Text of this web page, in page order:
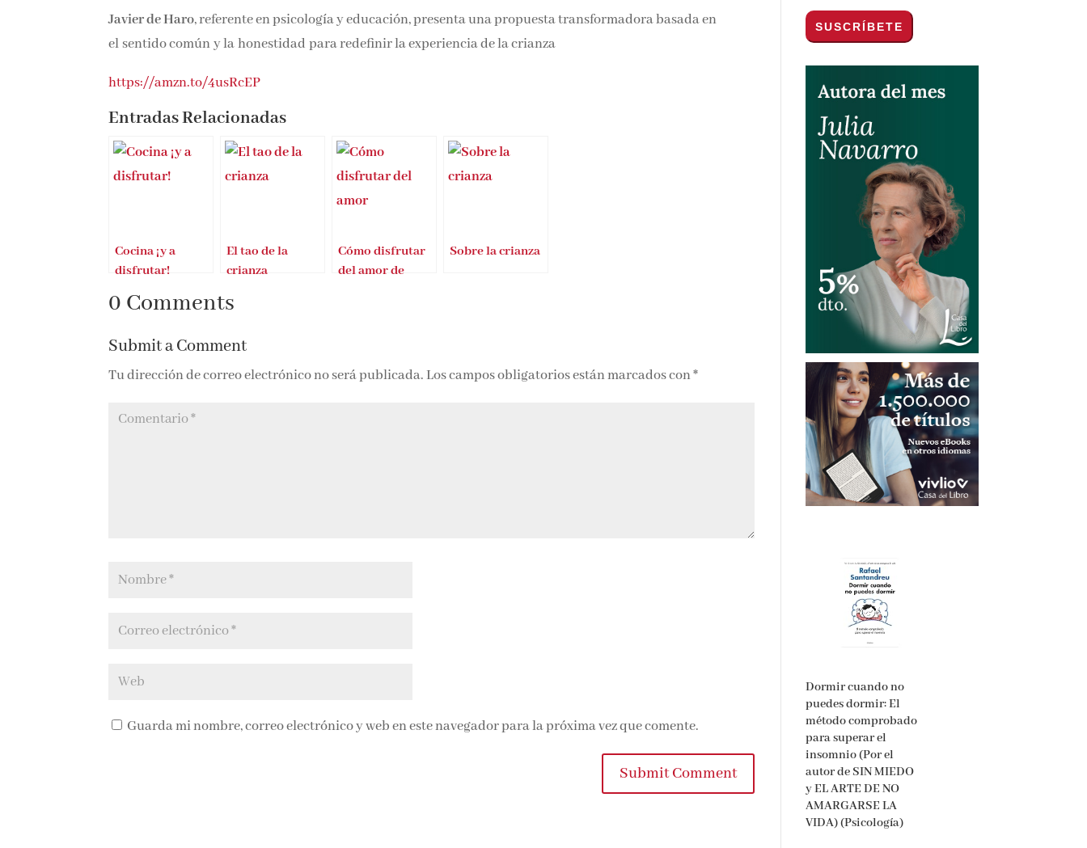
Javier de Haro, referente en psicología y educación, presenta una propuesta transformadora basada en
el sentido común y la honestidad para redefinir la experiencia de la crianza
https://amzn.to/4usRcEP
Entradas Relacionadas
Cocina ¡y a
disfrutar!
El tao de la
crianza
Cómo disfrutar
del amor de
Sobre la crianza
0 Comments
Submit a Comment
Tu dirección de correo electrónico no será publicada. Los campos obligatorios están marcados con*
Guarda mi nombre, correo electrónico y web en este navegador para la próxima vez que comente.
Submit Comment
Dormir cuando no
puedes dormir: El
método comprobado
para superar el
insomnio (Por el
autor de SIN MIEDO
y EL ARTE DE NO
AMARGARSE LA
VIDA) (Psicología)